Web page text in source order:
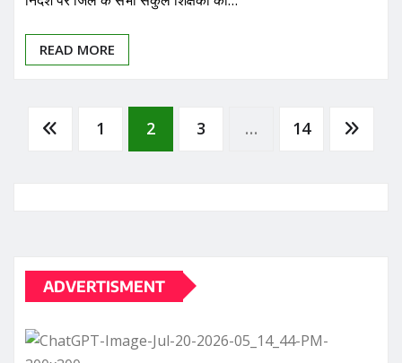
READ MORE
Posts
1 2 3 … 14
ADVERTISMENT